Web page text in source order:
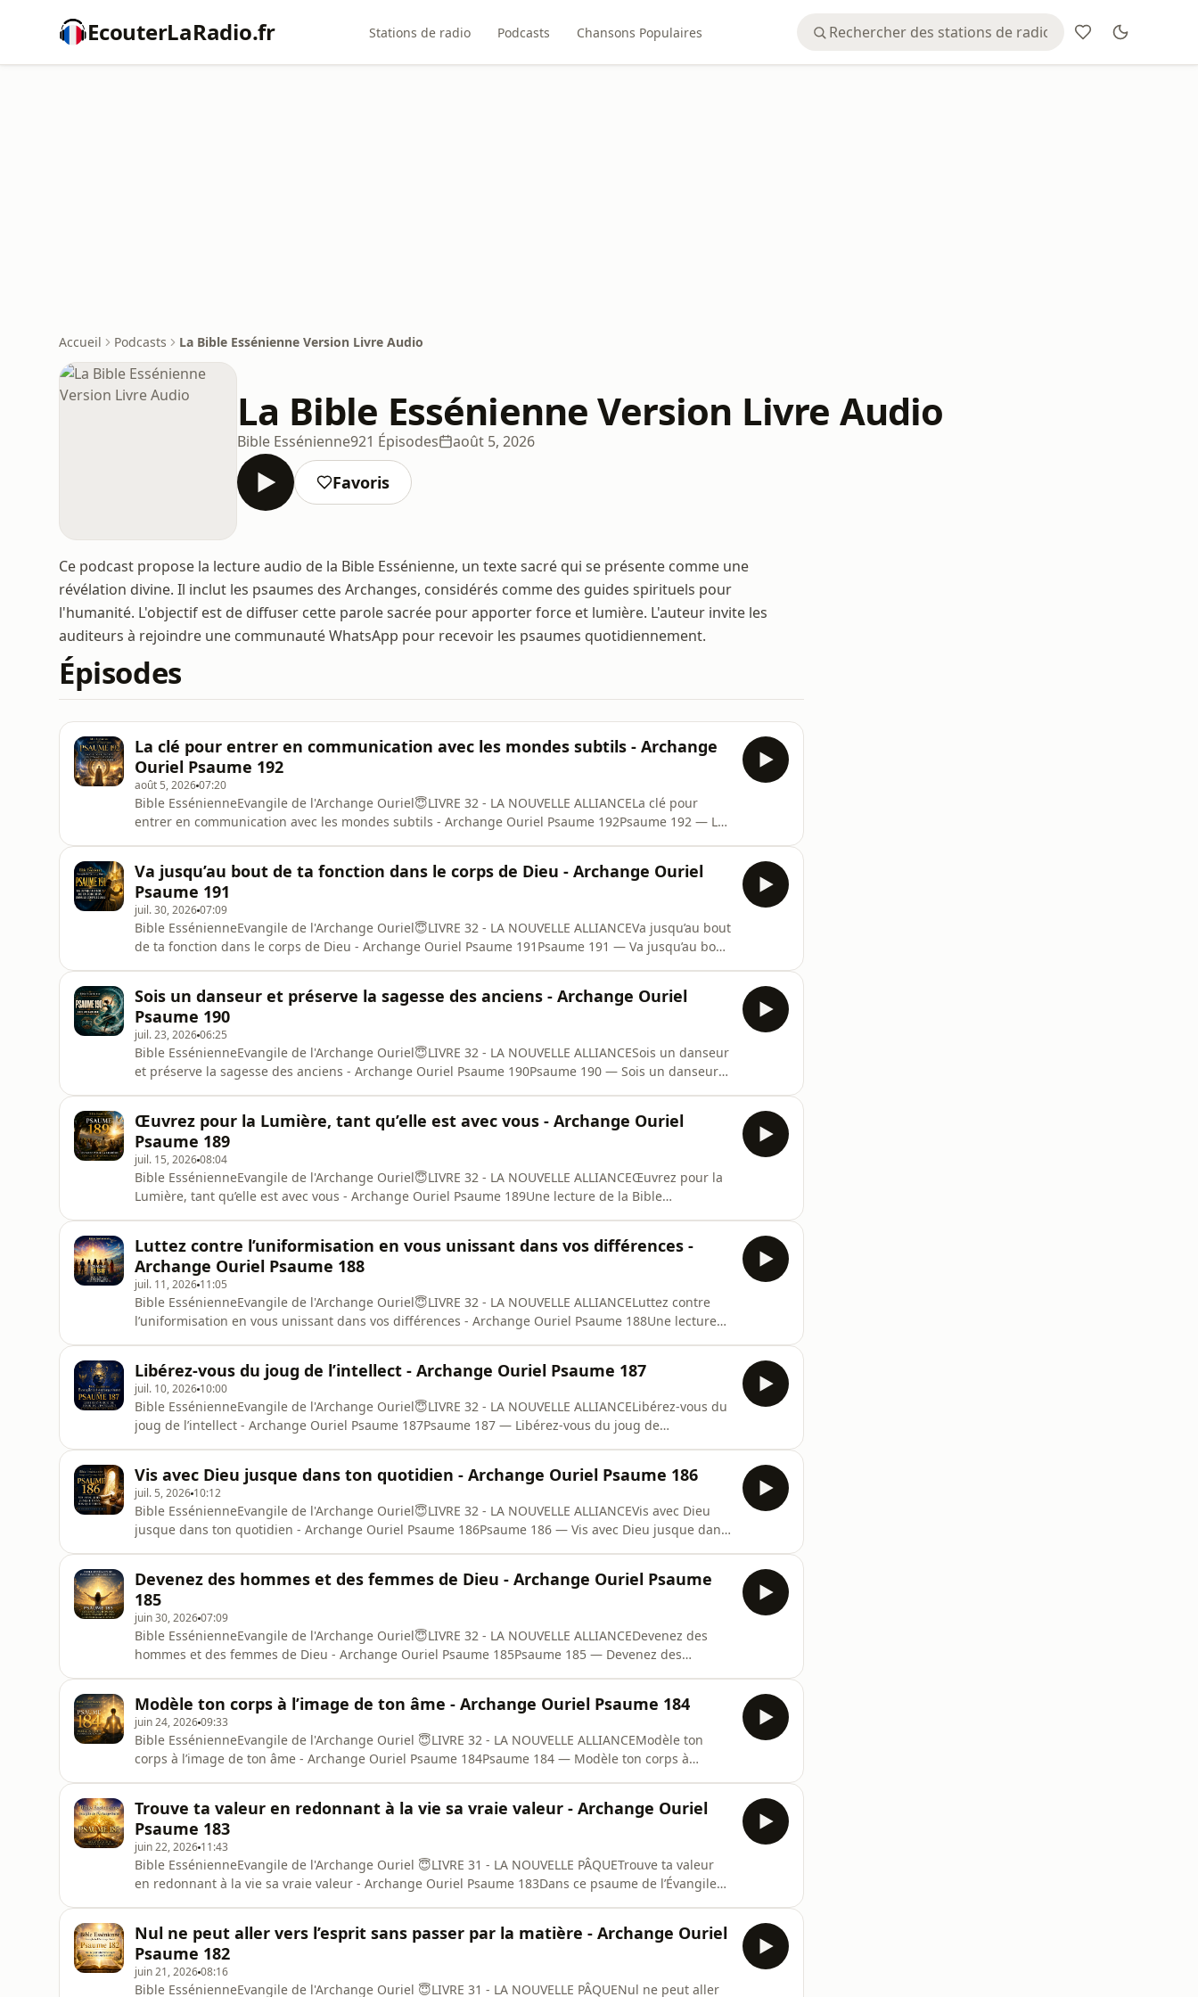
EcouterLaRadio.fr Stations de radio Podcasts Chansons Populaires
Accueil Podcasts La Bible Essénienne Version Livre Audio
La Bible Essénienne Version Livre Audio
Bible Essénienne921 Épisodes août 5, 2026
Favoris
Ce podcast propose la lecture audio de la Bible Essénienne, un texte sacré qui se présente comme une
révélation divine. Il inclut les psaumes des Archanges, considérés comme des guides spirituels pour
l'humanité. L'objectif est de diffuser cette parole sacrée pour apporter force et lumière. L'auteur invite les
auditeurs à rejoindre une communauté WhatsApp pour recevoir les psaumes quotidiennement.
Épisodes
La clé pour entrer en communication avec les mondes subtils - Archange
Ouriel Psaume 192
août 5, 202607:20
Bible EssénienneEvangile de l'Archange Ouriel😇LIVRE 32 - LA NOUVELLE ALLIANCELa clé pour
entrer en communication avec les mondes subtils - Archange Ouriel Psaume 192Psaume 192 — La
rappelle que la relation avec
Va jusqu’au bout de ta fonction dans le corps de Dieu - Archange Ouriel
Psaume 191
juil. 30, 202607:09
Bible EssénienneEvangile de l'Archange Ouriel😇LIVRE 32 - LA NOUVELLE ALLIANCEVa jusqu’au bout
de ta fonction dans le corps de Dieu - Archange Ouriel Psaume 191Psaume 191 — Va jusqu’au bout
fonction jusqu’à l
Sois un danseur et préserve la sagesse des anciens - Archange Ouriel
Psaume 190
juil. 23, 202606:25
Bible EssénienneEvangile de l'Archange Ouriel😇LIVRE 32 - LA NOUVELLE ALLIANCESois un danseur
et préserve la sagesse des anciens - Archange Ouriel Psaume 190Psaume 190 — Sois un danseur
psaume rappelle l
Œuvrez pour la Lumière, tant qu’elle est avec vous - Archange Ouriel
Psaume 189
juil. 15, 202608:04
Bible EssénienneEvangile de l'Archange Ouriel😇LIVRE 32 - LA NOUVELLE ALLIANCEŒuvrez pour la
Lumière, tant qu’elle est avec vous - Archange Ouriel Psaume 189Une lecture de la Bible
mission sur la terre.Il ne s’
Luttez contre l’uniformisation en vous unissant dans vos différences -
Archange Ouriel Psaume 188
juil. 11, 2026 11:05
Bible EssénienneEvangile de l'Archange Ouriel😇LIVRE 32 - LA NOUVELLE ALLIANCELuttez contre
l’uniformisation en vous unissant dans vos différences - Archange Ouriel Psaume 188Une lecture
l’uniformisation des mondes : tout contr
Libérez-vous du joug de l’intellect - Archange Ouriel Psaume 187
juil. 10, 2026 10:00
Bible EssénienneEvangile de l'Archange Ouriel😇LIVRE 32 - LA NOUVELLE ALLIANCELibérez-vous du
joug de l’intellect - Archange Ouriel Psaume 187Psaume 187 — Libérez-vous du joug de
Lumière.À travers cet ense
Vis avec Dieu jusque dans ton quotidien - Archange Ouriel Psaume 186
juil. 5, 2026 10:12
Bible EssénienneEvangile de l'Archange Ouriel😇LIVRE 32 - LA NOUVELLE ALLIANCEVis avec Dieu
jusque dans ton quotidien - Archange Ouriel Psaume 186Psaume 186 — Vis avec Dieu jusque dans
conscience, les choix et le quot
Devenez des hommes et des femmes de Dieu - Archange Ouriel Psaume
185
juin 30, 202607:09
Bible EssénienneEvangile de l'Archange Ouriel😇LIVRE 32 - LA NOUVELLE ALLIANCEDevenez des
hommes et des femmes de Dieu - Archange Ouriel Psaume 185Psaume 185 — Devenez des
nécessité de devenir des hommes et de
Modèle ton corps à l’image de ton âme - Archange Ouriel Psaume 184
juin 24, 202609:33
Bible EssénienneEvangile de l'Archange Ouriel 😇LIVRE 32 - LA NOUVELLE ALLIANCEModèle ton
corps à l’image de ton âme - Archange Ouriel Psaume 184Psaume 184 — Modèle ton corps à
profonde.Le corps est présenté comm
Trouve ta valeur en redonnant à la vie sa vraie valeur - Archange Ouriel
Psaume 183
juin 22, 2026 11:43
Bible EssénienneEvangile de l'Archange Ouriel 😇LIVRE 31 - LA NOUVELLE PÂQUETrouve ta valeur
en redonnant à la vie sa vraie valeur - Archange Ouriel Psaume 183Dans ce psaume de l’Évangile
que notre
Nul ne peut aller vers l’esprit sans passer par la matière - Archange Ouriel
Psaume 182
juin 21, 202608:16
Bible EssénienneEvangile de l'Archange Ouriel 😇LIVRE 31 - LA NOUVELLE PÂQUENul ne peut aller